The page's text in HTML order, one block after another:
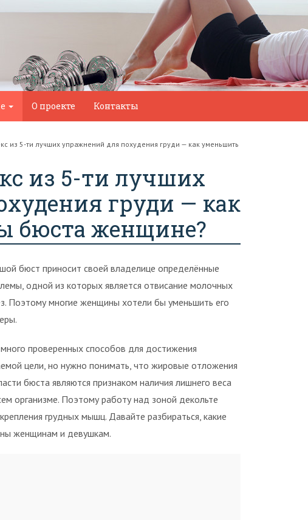
О проекте Контакты
из 5-ти лучших упражнений для похудения груди — как уменьшить
из 5-ти лучших
груди — как
женщине?
бюст приносит своей владелице определённые
одной из которых является отвисание молочных
Поэтому многие женщины хотели бы уменьшить его
проверенных способов для достижения
цели, но нужно понимать, что жировые отложения
бюста являются признаком наличия лишнего веса
организме. Поэтому работу над зоной декольте
грудных мышц. Давайте разбираться, какие
женщинам и девушкам.